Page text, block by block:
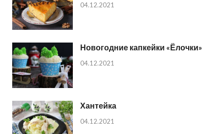
04.12.2021
Новогодние капкейки «Ёлочки»
04.12.2021
Хантейка
04.12.2021